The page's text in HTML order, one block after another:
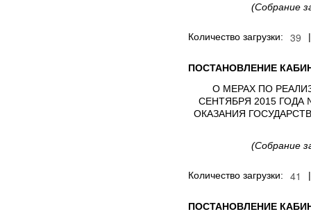
(Собрание
Количество загрузки:
ПОСТАНОВЛЕНИЕ
О МЕРАХ ПО
СЕНТЯБРЯ 2015
ОКАЗАНИЯ
(Собрание
Количество загрузки:
ПОСТАНОВЛЕНИЕ